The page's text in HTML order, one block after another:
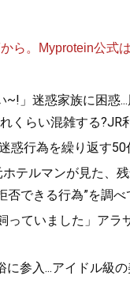
ら。Myprotein公式
」迷惑家族に困惑
くらい混雑する?JR
惑行為を繰り返す
テルマンが見た、
否できる行為”を調べ
ていました」アラ
参入...アイドル級